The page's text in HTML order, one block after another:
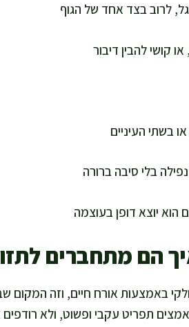
לרוב בצד אחד של הגוף
קושי להבין דיבור
בשתי העיניים
בלי סיבה ברורה
יוצא דופן בעוצמה
הם מתחברים
חלקי באמצעות אורח חיים, וזה המקום
תפריט עקבי ופשוט, ולא